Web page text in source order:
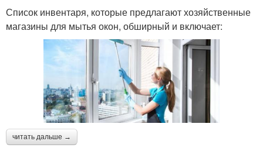
Список инвентаря, которые предлагают хозяйственные
магазины для мытья окон, обширный и включает:
читать дальше →